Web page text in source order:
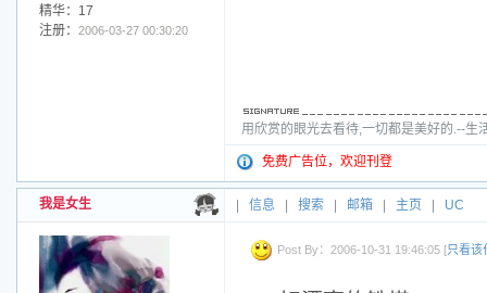
精华：17
注册： 2006-03-27 00:30:20
用欣赏的眼光去看待,一切都是美好的.--生
免费广告位，欢迎刊登
我是女生 信息 搜索 邮箱 主页 UC
Post By：2006-10-31 19:46:05 [只看该